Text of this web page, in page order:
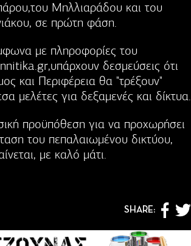
Μηλλιαράδου και του
σε πρώτη φάση.
με πληροφορίες του
δεσμεύσεις ότι
και Περιφέρεια θα "τρέξουν"
μελέτες για δεξαμενές και δίκτυα.
προϋπόθεση για να προχωρήσει
του πεπαλαιωμένου δικτύου,
με καλό μάτι.
SHARE: